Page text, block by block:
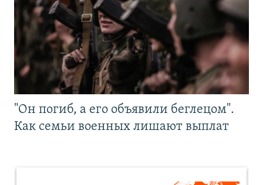
"Он погиб, а его объявили беглецом".
Как семьи военных лишают выплат